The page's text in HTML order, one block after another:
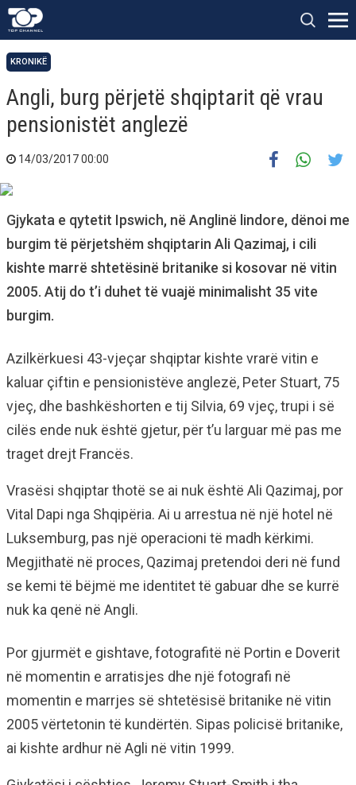
KRONIKË
Angli, burg përjetë shqiptarit që vrau
pensionistët anglezë
14/03/2017 00:00
Gjykata e qytetit Ipswich, në Anglinë lindore, dënoi me
burgim të përjetshëm shqiptarin Ali Qazimaj, i cili
kishte marrë shtetësinë britanike si kosovar në vitin
2005. Atij do t’i duhet të vuajë minimalisht 35 vite
burgim.
Azilkërkuesi 43-vjeçar shqiptar kishte vrarë vitin e
kaluar çiftin e pensionistëve anglezë, Peter Stuart, 75
vjeç, dhe bashkëshorten e tij Silvia, 69 vjeç, trupi i së
cilës ende nuk është gjetur, për t’u larguar më pas me
traget drejt Francës.
Vrasësi shqiptar thotë se ai nuk është Ali Qazimaj, por
Vital Dapi nga Shqipëria. Ai u arrestua në një hotel në
Luksemburg, pas një operacioni të madh kërkimi.
Megjithatë në proces, Qazimaj pretendoi deri në fund
se kemi të bëjmë me identitet të gabuar dhe se kurrë
nuk ka qenë në Angli.
Por gjurmët e gishtave, fotografitë në Portin e Doverit
në momentin e arratisjes dhe një fotografi në
momentin e marrjes së shtetësisë britanike në vitin
2005 vërtetonin të kundërtën. Sipas policisë britanike,
ai kishte ardhur në Agli në vitin 1999.